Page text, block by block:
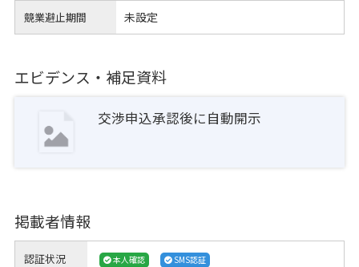
競業避止期間 未設定
エビデンス・補足資料
交渉申込承認後に自動開示
掲載者情報
認証状況 本人確認
SMS認証